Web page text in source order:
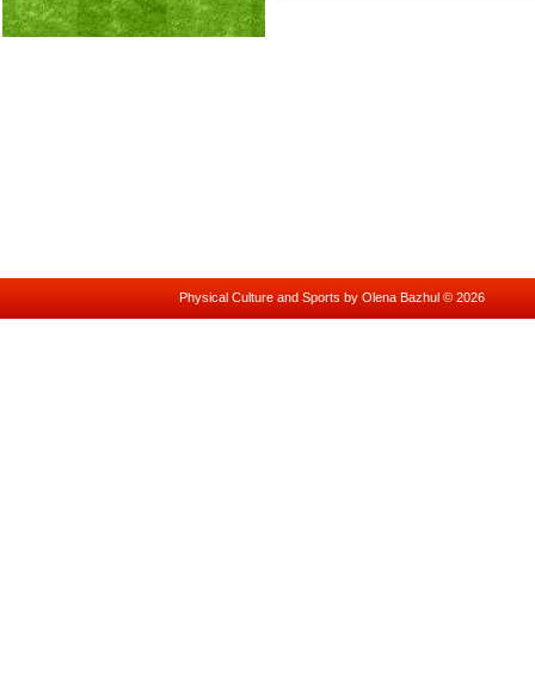
Physical Culture and Sports by Olena Bazhul © 2026